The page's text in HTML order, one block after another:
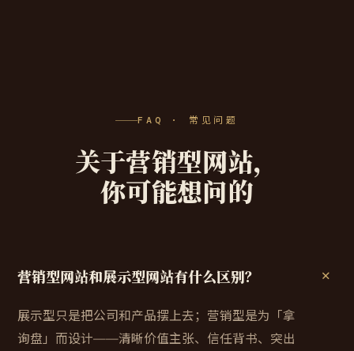
FAQ · 常见问题
关于营销型网站，
你可能想问的
营销型网站和展示型网站有什么区别？
展示型只是把公司和产品摆上去；营销型是为「拿
询盘」而设计——清晰价值主张、信任背书、突出